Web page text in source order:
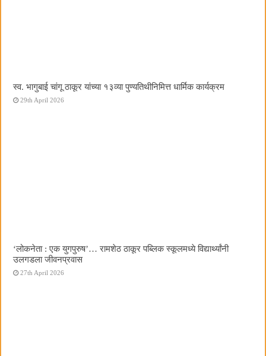
स्व. भागुबाई चांगू ठाकूर यांच्या १३व्या पुण्यतिथीनिमित्त धार्मिक कार्यक्रम
29th April 2026
‌‘लोकनेता : एक युगपुरुष‌’… रामशेठ ठाकूर पब्लिक स्कूलमध्ये विद्यार्थ्यांनी
उलगडला जीवनप्रवास
27th April 2026